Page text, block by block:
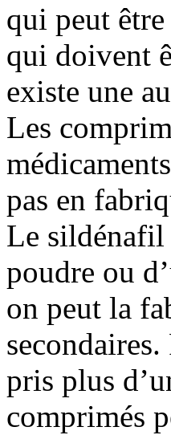
qui peut
qui doivent
existe une
Les
pas en
Le sildénafil
poudre ou
on peut la
pris plus
comprimés